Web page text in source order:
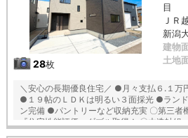
28枚
目
ＪＲ
新潟
建物
土地
＼安心の長期優良住宅／ ●月々支払６.１
●１９帖のＬＤＫは明るい３面採光 ●ラン
ン完備 ●パントリーなど収納充実 〇第三者機関の厳重チェックによる
『住宅性能評価』ダブル取得！ 〇木造軸組